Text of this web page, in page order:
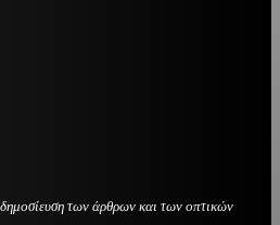
των άρθρων και των οπτικών